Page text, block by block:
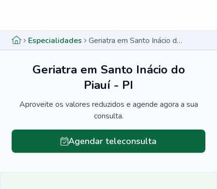
Especialidades Geriatra em Santo Inácio do Piauí - PI
Geriatra em Santo Inácio do
Piauí - PI
Aproveite os valores reduzidos e agende agora a sua
consulta.
Agendar teleconsulta